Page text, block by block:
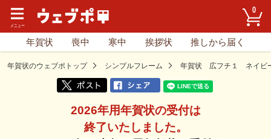
0
年賀状 喪中 寒中 挨拶状 推しから届く
年賀状のウェブポトップ シンプルフレーム 年賀状 広フチ１ ネイビ
2026年用年賀状の受付は
終了いたしました。